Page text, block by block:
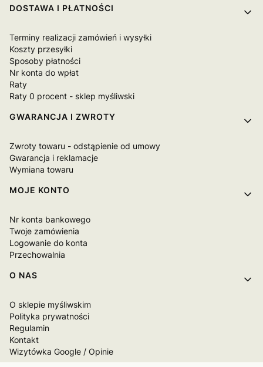
Linki w stopce
DOSTAWA I PŁATNOŚCI
Terminy realizacji zamówień i wysyłki
Koszty przesyłki
Sposoby płatności
Nr konta do wpłat
Raty
Raty 0 procent - sklep myśliwski
GWARANCJA I ZWROTY
Zwroty towaru - odstąpienie od umowy
Gwarancja i reklamacje
Wymiana towaru
MOJE KONTO
Nr konta bankowego
Twoje zamówienia
Logowanie do konta
Przechowalnia
O NAS
O sklepie myśliwskim
Polityka prywatności
Regulamin
Kontakt
Wizytówka Google / Opinie